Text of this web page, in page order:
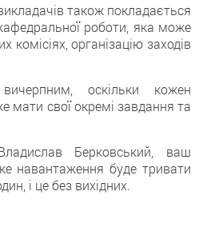
також покладається
роботи, яка може
комісіях, організацію заходів
оскільки кожен
мати свої окремі завдання та
Берковський, ваш
навантаження буде тривати
і це без вихідних.